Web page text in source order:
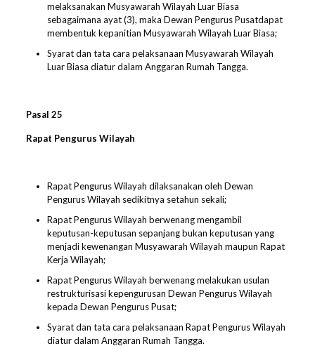
melaksanakan Musyawarah Wilayah Luar Biasa
sebagaimana ayat (3), maka Dewan Pengurus Pusatdapat
membentuk kepanitian Musyawarah Wilayah Luar Biasa;
Syarat dan tata cara pelaksanaan Musyawarah Wilayah
Luar Biasa diatur dalam Anggaran Rumah Tangga.
Pasal 25
Rapat Pengurus Wilayah
Rapat Pengurus Wilayah dilaksanakan oleh Dewan
Pengurus Wilayah sedikitnya setahun sekali;
Rapat Pengurus Wilayah berwenang mengambil
keputusan-keputusan sepanjang bukan keputusan yang
menjadi kewenangan Musyawarah Wilayah maupun Rapat
Kerja Wilayah;
Rapat Pengurus Wilayah berwenang melakukan usulan
restrukturisasi kepengurusan Dewan Pengurus Wilayah
kepada Dewan Pengurus Pusat;
Syarat dan tata cara pelaksanaan Rapat Pengurus Wilayah
diatur dalam Anggaran Rumah Tangga.